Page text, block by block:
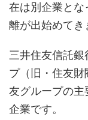
在は別企業とな
離が出始めてき
三井住友信託
プ（旧・住友
友グループの
企業です。